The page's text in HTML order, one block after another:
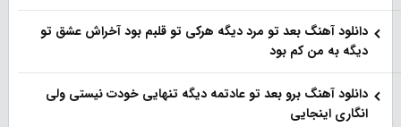
دانلود آهنگ بعد تو مرد دیگه هرکی تو قلبم بود آخراش عشق تو
دیگه به من کم بود
دانلود آهنگ برو بعد تو عادتمه دیگه تنهایی خودت نیستی ولی
انگاری اینجایی